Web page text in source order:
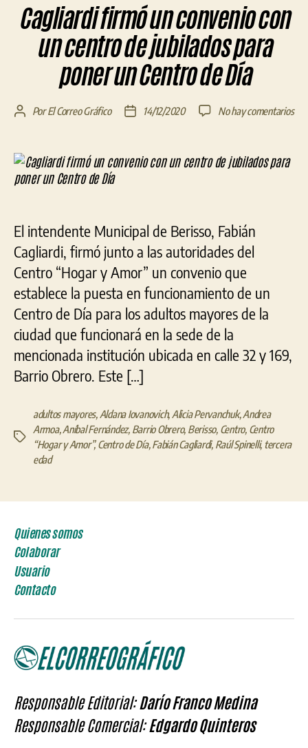
Cagliardi firmó un convenio con
un centro de jubilados para
poner un Centro de Día
Autor
entrada
PorEl Correo Gráfico
Fecha
entrada
14/12/2020 No hay comentariosen
El intendente Municipal de Berisso, Fabián
Cagliardi, firmó junto a las autoridades del
Centro “Hogar y Amor” un convenio que
establece la puesta en funcionamiento de un
Centro de Día para los adultos mayores de la
ciudad que funcionará en la sede de la
mencionada institución ubicada en calle 32 y 169,
Barrio Obrero. Este […]
Etiquetas
adultos mayores, Aldana Iovanovich, Alicia Pervanchuk,Andrea
Armoa,Aníbal Fernández, Barrio Obrero, Berisso, Centro, Centro
“Hogar y Amor”,Centro de Día,Fabián Cagliardi, Raúl Spinelli, tercera
edad
Quienes somos
Colaborar
Usuario
Contacto
Responsable Editorial:Darío Franco Medina
Responsable Comercial:Edgardo Quinteros